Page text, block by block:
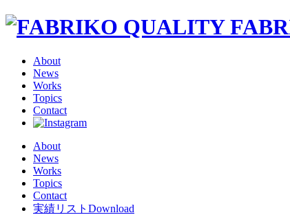
About
News
Works
Topics
Contact
About
News
Works
Topics
Contact
実績リストDownload